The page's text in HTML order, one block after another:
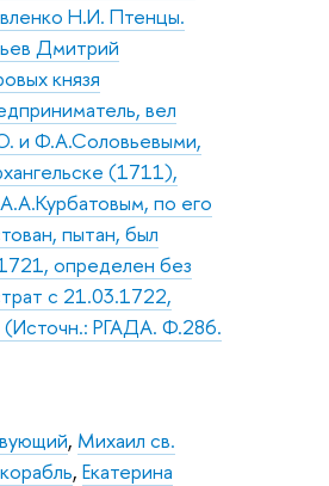
Н.И. Птенцы.
Дмитрий
князя
вел
и Ф.А.Соловьевыми,
(1711),
по его
пытан, был
определен без
с 21.03.1722,
РГАДА. Ф.286.
, Михаил св.
, Екатерина